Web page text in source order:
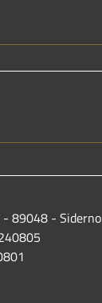
- 89048 - Siderno